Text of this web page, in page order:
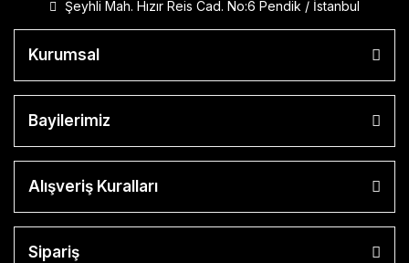
Şeyhli Mah. Hızır Reis Cad. No:6 Pendik / İstanbul
Kurumsal
Bayilerimiz
Alışveriş Kuralları
Sipariş